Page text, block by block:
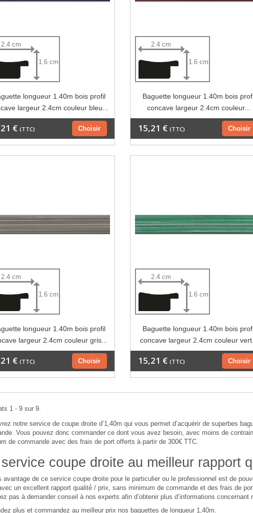
2.4 cm
1.6 cm
longueur 1.40m bois profil
largeur 2.4cm couleur bleu...
Choisir
€ (TTC)
2.4 cm
1.6 cm
Baguette longueur 1.40m bois
concave largeur 2.4cm couleur...
Choisir
15,21 € (TTC)
2.4 cm
1.6 cm
longueur 1.40m bois profil
largeur 2.4cm couleur gris...
Choisir
€ (TTC)
2.4 cm
1.6 cm
Baguette longueur 1.40m bois
concave largeur 2.4cm couleur
Choisir
15,21 € (TTC)
1 - 9 sur 9.
notre service de coupe droite d’1,40m qui vous permet d’acquérir de superbes
Vous pouvez donc commander ce dont vous avez besoin, avec moins de
de commande avec des frais de port offerts à partir de 300€ TTC.
coupe droite au meilleur rapport
avantage de ce service coupe droite pour le particulier ou le professionnel est de
un excellent rapport qualité́ / prix, sans minimum de commande et des frais de
pas à demander conseil à nos experts afin d’obtenir plus d’informations
plus et commandez au meilleur prix nos baguettes de longueur 1,40m.